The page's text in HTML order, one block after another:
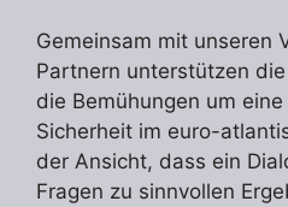
Gemeinsam mit unseren
Partnern unterstützen
die Bemühungen um
Sicherheit im euro-
der Ansicht, dass ein
Fragen zu sinnvollen